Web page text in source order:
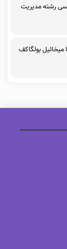
رشته مدیریت
میخائیل بولگاکف